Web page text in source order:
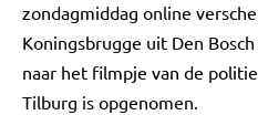
zondagmiddag online
Koningsbrugge uit Den
naar het filmpje van de
Tilburg is opgenomen.